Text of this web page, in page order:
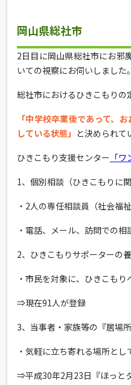
岡山県総社市
2日目に岡山県総社市にお邪
いての視察にお伺いしました。
総社市におけるひきこもりの
「中学校卒業後であって、
している状態」 と決められて
ひきこもり支援センター 「
1、個別相談（ひきこもりに
・2人の専任相談員（社会福祉
・電話、メール、訪問での相
2、ひきこもりサポーターの
・市民を対象に、ひきこも
⇒現在91人が登録
3、当事者・家族等の『居場
・気軽に立ち寄れる場所とし
⇒平成30年2月23日『ほっと